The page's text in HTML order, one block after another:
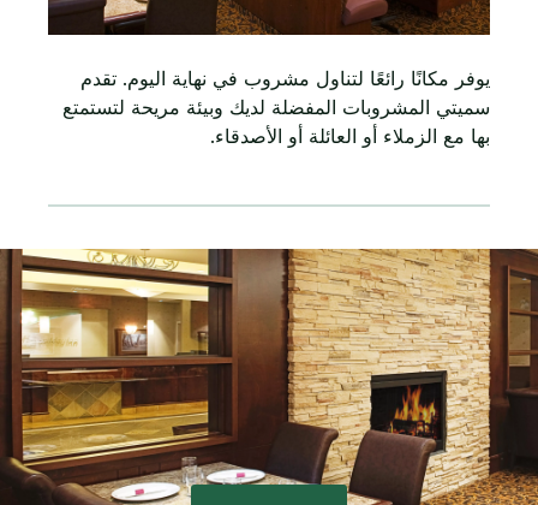
يوفر مكانًا رائعًا لتناول مشروب في نهاية اليوم. تقدم
سميتي المشروبات المفضلة لديك وبيئة مريحة لتستمتع
بها مع الزملاء أو العائلة أو الأصدقاء.